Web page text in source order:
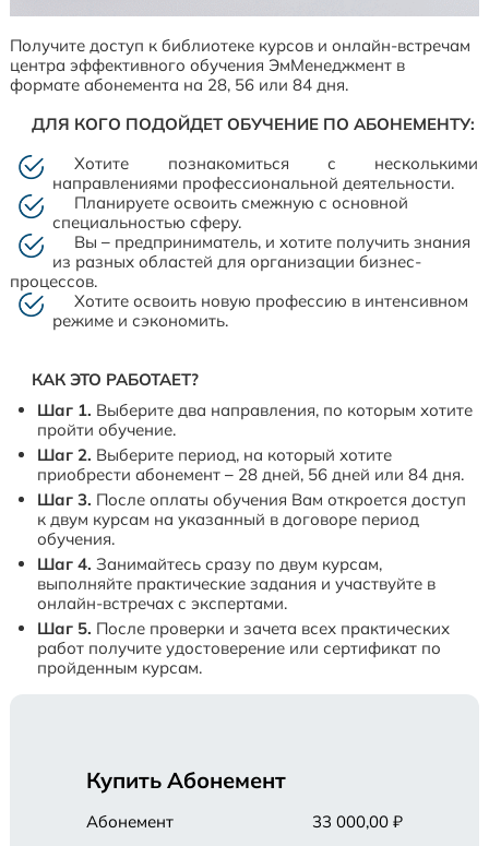
Получите доступ к библиотеке курсов и онлайн-встречам
центра эффективного обучения ЭмМенеджмент в
формате абонемента на 28, 56 или 84 дня.
ДЛЯ КОГО ПОДОЙДЕТ ОБУЧЕНИЕ ПО АБОНЕМЕНТУ:
Хотите познакомиться с несколькими
направлениями профессиональной деятельности.
Планируете освоить смежную с основной
специальностью сферу.
Вы – предприниматель, и хотите получить знания
из разных областей для организации бизнес-
процессов.
Хотите освоить новую профессию в интенсивном
режиме и сэкономить.
КАК ЭТО РАБОТАЕТ?
Шаг 1. Выберите два направления, по которым хотите
пройти обучение.
Шаг 2. Выберите период, на который хотите
приобрести абонемент – 28 дней, 56 дней или 84 дня.
Шаг 3. После оплаты обучения Вам откроется доступ
к двум курсам на указанный в договоре период
обучения.
Шаг 4. Занимайтесь сразу по двум курсам,
выполняйте практические задания и участвуйте в
онлайн-встречах с экспертами.
Шаг 5. После проверки и зачета всех практических
работ получите удостоверение или сертификат по
пройденным курсам.
Купить Абонемент
Абонемент 33 000,00 ₽